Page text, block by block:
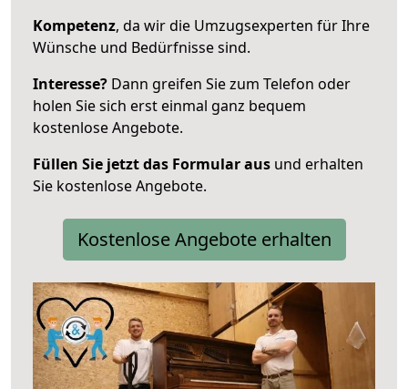
Kompetenz, da wir die Umzugsexperten für Ihre
Wünsche und Bedürfnisse sind.
Interesse? Dann greifen Sie zum Telefon oder
holen Sie sich erst einmal ganz bequem
kostenlose Angebote.
Füllen Sie jetzt das Formular aus und erhalten
Sie kostenlose Angebote.
Kostenlose Angebote erhalten